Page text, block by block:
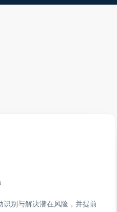
识别与解决潜在风险，并提前